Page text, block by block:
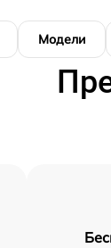
Модели